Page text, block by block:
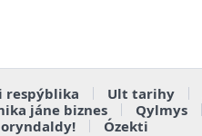
respýblika Ult tarihy
jáne biznes Qylmys
Ózekti